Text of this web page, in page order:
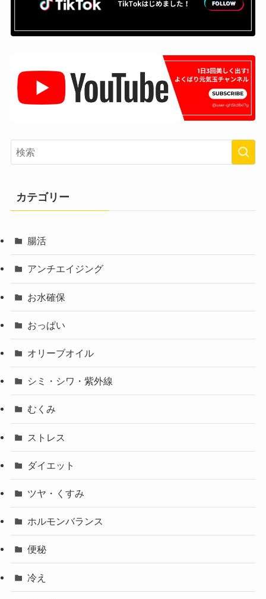
カテゴリー
腸活
アンチエイジング
お水確保
おっぱい
オリーブオイル
シミ・シワ・紫外線
むくみ
ストレス
ダイエット
ツヤ・くすみ
ホルモンバランス
便秘
冷え